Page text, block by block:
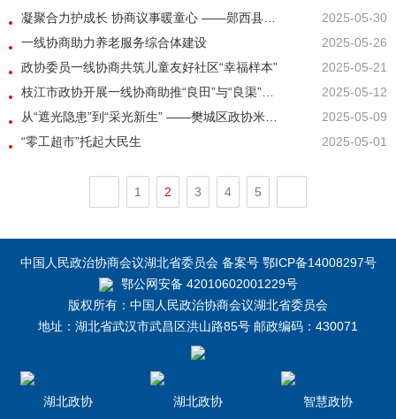
凝聚合力护成长 协商议事暖童心 ——郧西县政协开展“一线协商·关爱留守儿童”活动
2025-05-30
一线协商助力养老服务综合体建设
2025-05-26
政协委员一线协商共筑儿童友好社区“幸福样本”
2025-05-21
枝江市政协开展一线协商助推“良田”与“良渠”协同建设
2025-05-12
从“遮光隐患”到“采光新生” ——樊城区政协米公街道工作站一线协商解民忧
2025-05-09
“零工超市”托起大民生
2025-05-01
1 2 3 4 5
中国人民政治协商会议湖北省委员会 备案号 鄂ICP备14008297号
鄂公网安备 42010602001229号
版权所有：中国人民政治协商会议湖北省委员会
地址：湖北省武汉市武昌区洪山路85号 邮政编码：430071
湖北政协 湖北政协 智慧政协